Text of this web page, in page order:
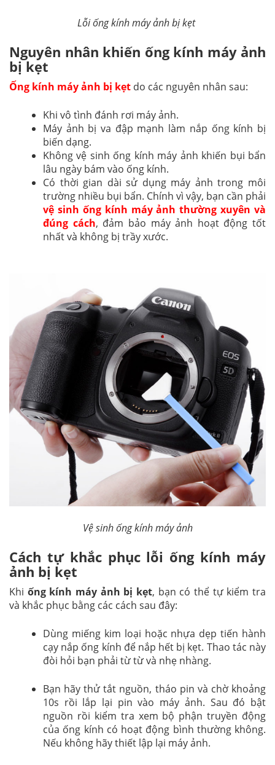
Lỗi ống kính máy ảnh bị kẹt
Nguyên nhân khiến ống kính máy ảnh
bị kẹt
Ống kính máy ảnh bị kẹt do các nguyên nhân sau:
Khi vô tình đánh rơi máy ảnh.
Máy ảnh bị va đập mạnh làm nắp ống kính bị
biến dạng.
Không vệ sinh ống kính máy ảnh khiến bụi bẩn
lâu ngày bám vào ống kính.
Có thời gian dài sử dụng máy ảnh trong môi
trường nhiều bụi bẩn. Chính vì vậy, bạn cần phải
vệ sinh ống kính máy ảnh thường xuyên và
đúng cách, đảm bảo máy ảnh hoạt động tốt
nhất và không bị trầy xước.
Vệ sinh ống kính máy ảnh
Cách tự khắc phục lỗi ống kính máy
ảnh bị kẹt
Khi ống kính máy ảnh bị kẹt, bạn có thể tự kiểm tra
và khắc phục bằng các cách sau đây:
Dùng miếng kim loại hoặc nhựa dẹp tiến hành
cạy nắp ống kính để nắp hết bị kẹt. Thao tác này
đòi hỏi bạn phải từ từ và nhẹ nhàng.
Bạn hãy thử tắt nguồn, tháo pin và chờ khoảng
10s rồi lắp lại pin vào máy ảnh. Sau đó bật
nguồn rồi kiểm tra xem bộ phận truyền động
của ống kính có hoạt động bình thường không.
Nếu không hãy thiết lập lại máy ảnh.